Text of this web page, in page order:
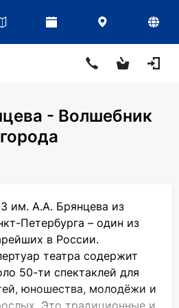
- Волшебник
им. А.А. Брянцева из
Петербурга – один из
в России.
театра содержит
50-ти спектаклей для
юношества, молодёжи и
Это традиционные и